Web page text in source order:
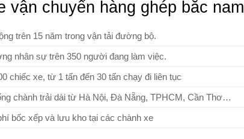
vận chuyển hàng ghép bắc nam
trên 15 năm trong vận tải đường bộ.
nhân sự trên 350 người đang làm việc.
chiếc xe, từ 1 tấn đến 30 tấn chạy đi liên tục
chành trải dài từ Hà Nội, Đà Nẵng, TPHCM, Cần Thơ…
bốc xếp và lưu kho tại các chành xe